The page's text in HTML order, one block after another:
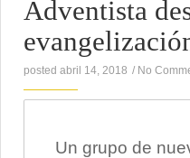
Adventista
posted abril 14, 2018 / No
Un grupo de